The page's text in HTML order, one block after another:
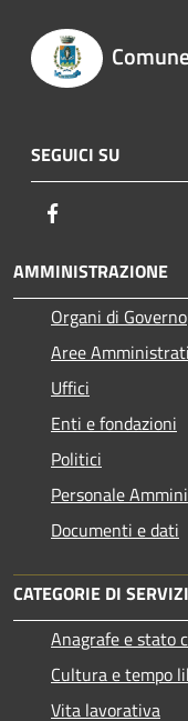
SEGUICI SU
AMMINISTRAZIONE
Organi di Governo
Aree
Uffici
Enti e fondazioni
Politici
Personale
Documenti e dati
CATEGORIE DI
Anagrafe e stato
Cultura e tempo
Vita lavorativa